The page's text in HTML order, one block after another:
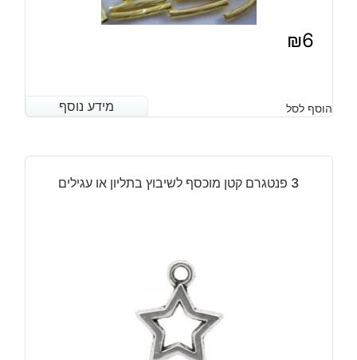
₪6
מידע נוסף הוסף לסל מידע נוסף
3 פנטגרם קטן מוכסף לשיבוץ בתליון או עגילים